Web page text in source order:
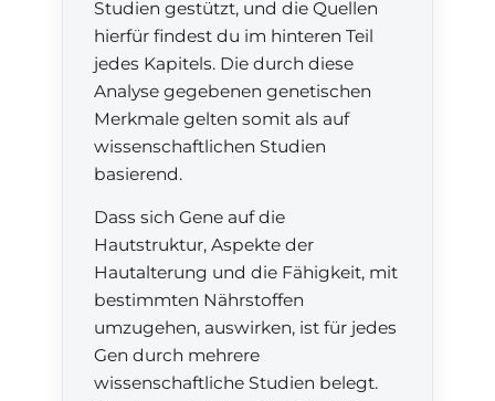
Studien gestützt, und die Quellen
hierfür findest du im hinteren Teil
jedes Kapitels. Die durch diese
Analyse gegebenen genetischen
Merkmale gelten somit als auf
wissenschaftlichen Studien
basierend.
Dass sich Gene auf die
Hautstruktur, Aspekte der
Hautalterung und die Fähigkeit, mit
bestimmten Nährstoffen
umzugehen, auswirken, ist für jedes
Gen durch mehrere
wissenschaftliche Studien belegt.